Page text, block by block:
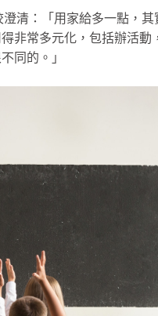
清：「用家給多一點，
非常多元化，包括辦活
同的。」